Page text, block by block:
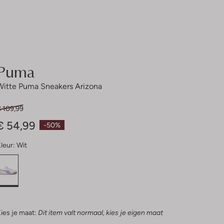
Puma Sneakers Arizona
-50%
109,99
54,99
Wit
je maat: Dit item valt normaal, kies je eigen maat